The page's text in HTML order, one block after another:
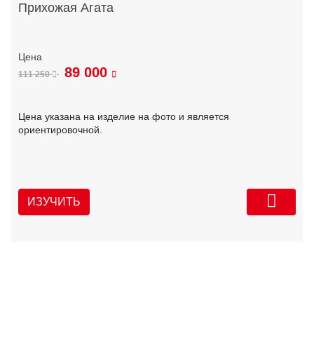
Прихожая Агата
111 250 89 000
Цена указана на изделие на фото и является
ориентировочной.
ИЗУЧИТЬ